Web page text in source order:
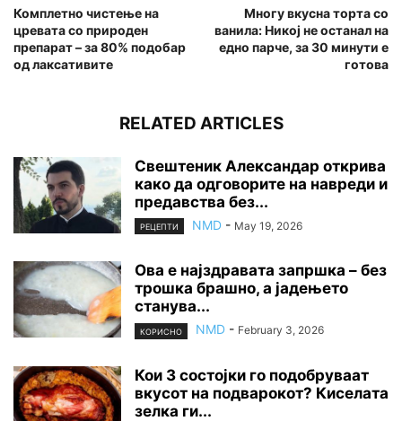
Комплетно чистење на
цревата со природен
препарат – за 80% подобар
од лаксативите
Многу вкусна торта со
ванила: Никој не останал на
едно парче, за 30 минути е
готова
RELATED ARTICLES
Свештеник Александар открива
како да одговорите на навреди и
предавства без...
РЕЦЕПТИ NMD - May 19, 2026
Ова е најздравата запршка – без
трошка брашно, а јадењето
станува...
КОРИСНО NMD - February 3, 2026
Кои 3 состојки го подобруваат
вкусот на подварокот? Киселата
зелка ги...